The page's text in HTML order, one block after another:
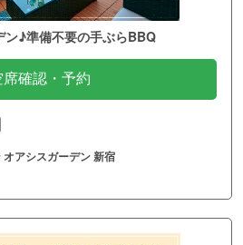
ン♪準備不要の手ぶらBBQ
席確認・予約
アシスガーデン 新宿